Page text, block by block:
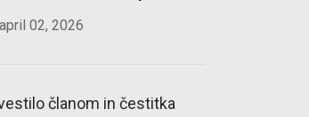
april 02, 2026
članom in čestitka